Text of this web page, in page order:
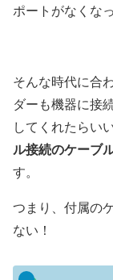
ポートがなくな
そんな時代に合
ダーも機器に接
してくれたらい
ル接続のケーブ
す。
つまり、付属の
ない！